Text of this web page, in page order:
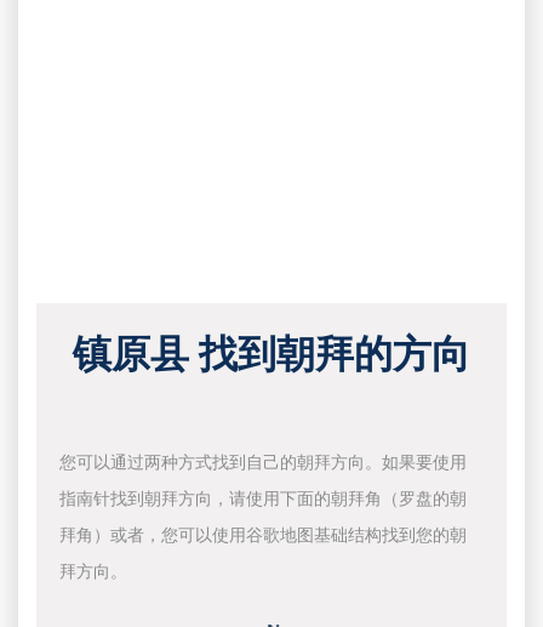
镇原县 找到朝拜的方向
您可以通过两种方式找到自己的朝拜方向。如果要使用
指南针找到朝拜方向，请使用下面的朝拜角（罗盘的朝
拜角）或者，您可以使用谷歌地图基础结构找到您的朝
拜方向。